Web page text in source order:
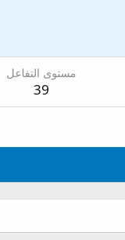
مستوى التفاعل
39